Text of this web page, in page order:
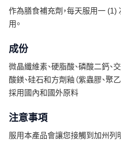
作為膳食補充劑，每天服用一 (1)
用。
成份
微晶纖維素、硬脂酸、磷酸二鈣、
酸鎂、硅石和方劑釉（紫蟲膠、聚
採用國內和國外原料
注意事項
服用本產品會讓您接觸到加州列